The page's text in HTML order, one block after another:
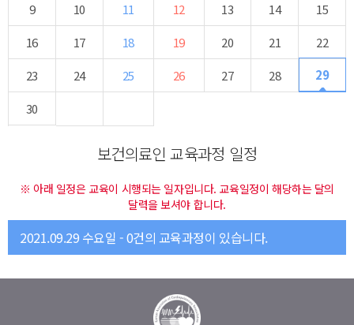
9
10 11 12 13 14
15
16
17 18 19 20 21
22
23
24 25 26 27 28 29
30
보건의료인 교육과정 일정
※ 아래 일정은 교육이 시행되는 일자입니다. 교육일정이 해당하는 달의
달력을 보셔야 합니다.
2021.09.29 수요일 - 0건의 교육과정이 있습니다.